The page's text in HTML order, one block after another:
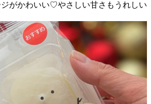
がかわいい♡やさしい甘さもうれしい